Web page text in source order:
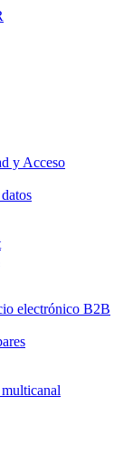
y Acceso
electrónico B2B